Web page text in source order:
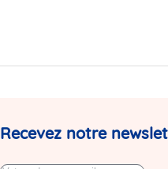
Recevez notre